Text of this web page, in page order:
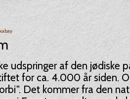
udspringer af den jødiske
for ca. 4.000 år siden.
Det kommer fra den